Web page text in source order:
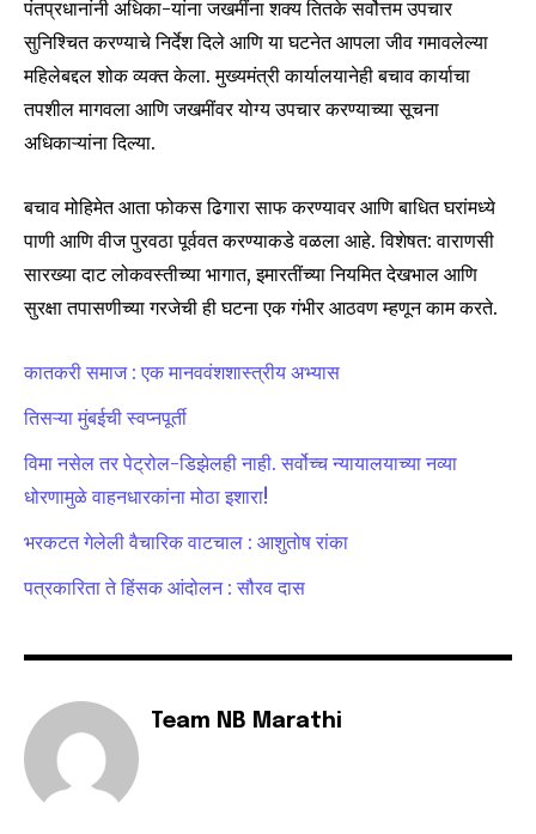
SUBSCRIBERS and be part of the
conversation.
To subscribe, simply enter your email address on our website
or click the subscribe button below. Don't worry, we respect
your privacy and won't spam your inbox. Your information is
SUBSCRIBE
I've read and accept thePrivacy Policy.
6,300
Fans
32,111
Followers
पंतप्रधानांनी अधिका-यांना जखमींना शक्य तितके सर्वोत्तम उपचार
सुनिश्चित करण्याचे निर्देश दिले आणि या घटनेत आपला जीव गमावलेल्या
महिलेबद्दल शोक व्यक्त केला. मुख्यमंत्री कार्यालयानेही बचाव कार्याचा
तपशील मागवला आणि जखमींवर योग्य उपचार करण्याच्या सूचना
अधिकाऱ्यांना दिल्या.
बचाव मोहिमेत आता फोकस ढिगारा साफ करण्यावर आणि बाधित घरांमध्ये
पाणी आणि वीज पुरवठा पूर्ववत करण्याकडे वळला आहे. विशेषत: वाराणसी
सारख्या दाट लोकवस्तीच्या भागात, इमारतींच्या नियमित देखभाल आणि
सुरक्षा तपासणीच्या गरजेची ही घटना एक गंभीर आठवण म्हणून काम करते.
कातकरी समाज : एक मानववंशशास्त्रीय अभ्यास
तिसऱ्या मुंबईची स्वप्नपूर्ती
विमा नसेल तर पेट्रोल-डिझेलही नाही. सर्वोच्च न्यायालयाच्या नव्या
धोरणामुळे वाहनधारकांना मोठा इशारा!
भरकटत गेलेली वैचारिक वाटचाल : आशुतोष रांका
पत्रकारिता ते हिंसक आंदोलन : सौरव दास
Team NB Marathi